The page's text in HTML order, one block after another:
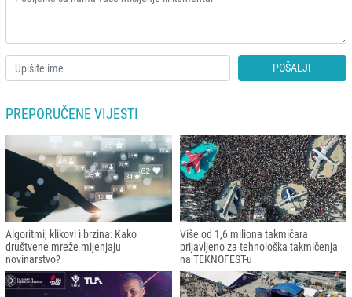
POŠALJI
PREPORUČENE VIJESTI
Algoritmi, klikovi i brzina: Kako
društvene mreže mijenjaju
novinarstvo?
Više od 1,6 miliona takmičara
prijavljeno za tehnološka takmičenja
na TEKNOFEST-u